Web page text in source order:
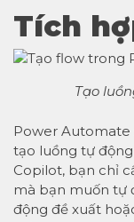
Tích
Tạo
Power Automate
tạo luồng tự
Copilot, bạn chỉ
mà bạn muốn tự
động đề xuất